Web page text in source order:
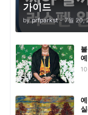
가이드
by prfparkst - 7월 20,